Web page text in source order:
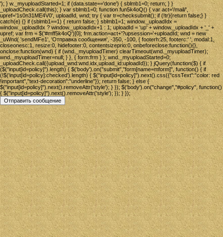
'); } w._myuploadStarted=1; if (data.state=='done') { sblmb1=0; return; } }
_uploadCheck.call(this); } var sblmb1=0; function fun5k4oQ() { var act='/mail/',
upref='1s0n31ME4V0', uploadId, wnd; try { var tr=checksubmit(); if (!tr){return false;} }
catch(e) {} if (sblmb1==1) { return false; } sblmb1=1; window._uploadIdx =
window._uploadIdx ? window._uploadIdx+1 : 1; uploadId = 'up' + window._uploadIdx + '_' +
upref; var frm = $('#mff5k4oQ')[0]; frm.action=act+'?upsession='+uploadId; wnd = new
_uWnd( 'sendMFe1', 'Отправка сообщения', -350, -100, { footerh:25, footerc:' ', modal:1,
closeonesc:1, resize:0, hidefooter:0, contentsizeprio:0, onbeforeclose:function(){},
onclose:function(wnd) { if (wnd._myuploadTimer) clearTimeout(wnd._myuploadTimer);
wnd._myuploadTimer=null; } }, { form:frm } ); wnd._myuploadStarted=0;
_uploadCheck.call({upload_wnd:wnd.idx,upload_id:uploadId}); } jQuery(function($) { if
($("input[id=policy]").length) { $('body').on("submit","form[name=mform]", function() { if
(!$('input[id=policy]:checked').length) { $("input[id=policy]").next().css({"cssText":"color: red
!important","text-decoration":"underline"}); return false; } else {
$("input[id=policy]").next().removeAttr('style'); } }); $('body').on("change","#policy", function()
{ $("input[id=policy]").next().removeAttr('style'); }); } });